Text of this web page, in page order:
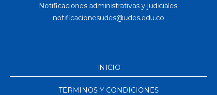
Notificaciones administrativas y judiciales:
INICIO
TERMINOS Y CONDICIONES